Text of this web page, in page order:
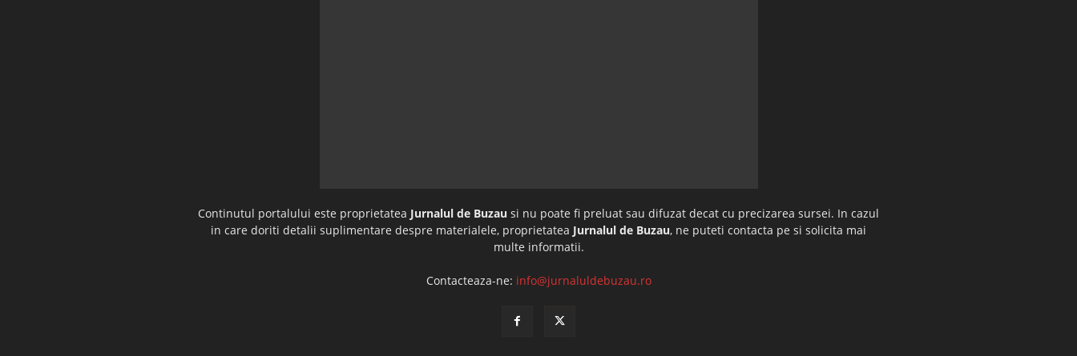
Continutul portalului este proprietatea Jurnalul de Buzau si nu poate fi preluat sau difuzat decat cu precizarea sursei. In cazul
in care doriti detalii suplimentare despre materialele, proprietatea Jurnalul de Buzau, ne puteti contacta pe si solicita mai
multe informatii.
Contacteaza-ne: info@jurnaluldebuzau.ro